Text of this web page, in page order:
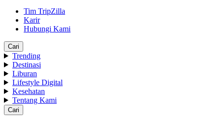
Tim TripZilla
Karir
Hubungi Kami
Cari
Trending
Destinasi
Liburan
Lifestyle Digital
Kesehatan
Tentang Kami
Cari